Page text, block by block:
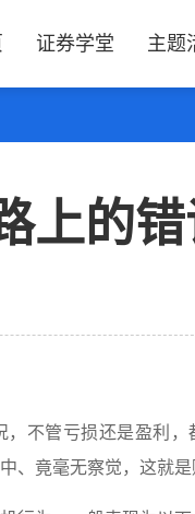
证券学堂 主题
上的
不管亏损还是盈利
、竟毫无察觉，这就是